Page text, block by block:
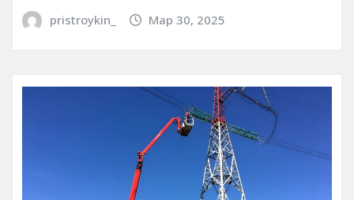
pristroykin_ Мар 30, 2025